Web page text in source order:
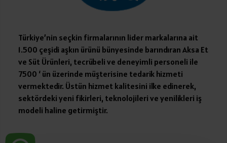
Türkiye’nin seçkin firmalarının lider markalarına ait
1.500 çeşidi aşkın ürünü bünyesinde barındıran Aksa Et
ve Süt Ürünleri, tecrübeli ve deneyimli personeli ile
7500 ‘ ün üzerinde müşterisine tedarik hizmeti
vermektedir. Üstün hizmet kalitesini ilke edinerek,
sektördeki yeni fikirleri, teknolojileri ve yenilikleri iş
modeli haline getirmiştir.